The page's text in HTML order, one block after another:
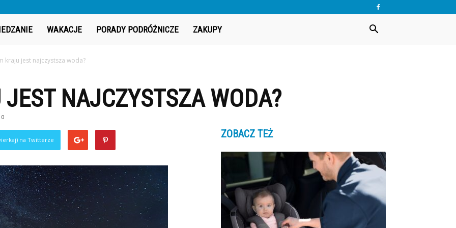
WAKACJE PORADY PODRÓŻNICZE ZAKUPY
kraju jest najczystsza woda?
NAJCZYSTSZA WODA?
0
na Twitterze ZOBACZ TEŻ